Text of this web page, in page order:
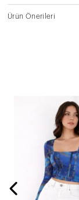
Ürün Önerileri